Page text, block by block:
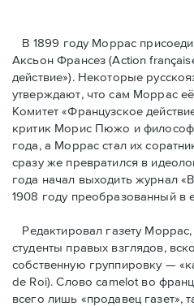
В 1899 году Моррас
Аксьон Франсез (Action
действие»). Некоторые
утверждают, что сам Моррас
Комитет «Французское
критик Морис Пюжо и
года, а Моррас стал их
сразу же превратился в
года начал выходить журнал
1908 году преобразованный в
Редактировал газету
студенты правых взглядов,
собственную группировку —
de Roi). Слово camelot во
всего лишь «продавец газет»,